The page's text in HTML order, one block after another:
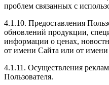
проблем связанных с
4.1.10. Предоставления
обновлений продукции,
информации о ценах,
от имени Сайта или от имени
4.1.11. Осуществления
Пользователя.